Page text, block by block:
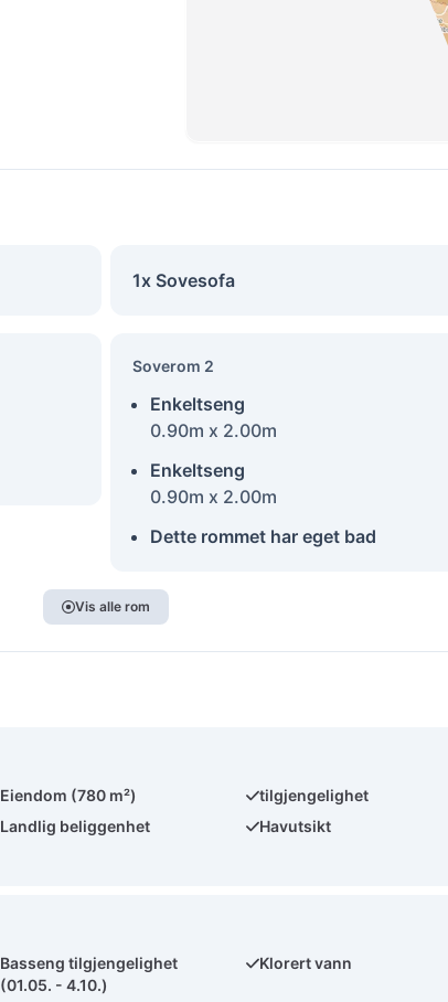
1x Sovesofa
Soverom 2
Enkeltseng
0.90m x 2.00m
Enkeltseng
0.90m x 2.00m
Dette rommet har eget bad
Vis alle rom
Eiendom (780 m²)
tilgjengelighet
Landlig beliggenhet
Havutsikt
Basseng tilgjengelighet
(01.05. - 4.10.)
Klorert vann